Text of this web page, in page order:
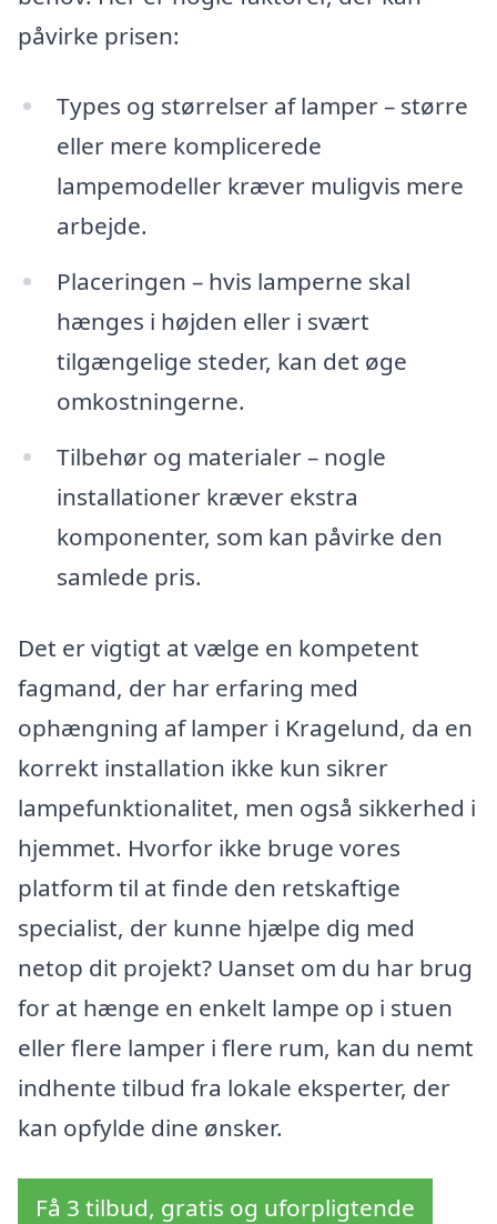
påvirke prisen:
Types og størrelser af lamper – større
eller mere komplicerede
lampemodeller kræver muligvis mere
arbejde.
Placeringen – hvis lamperne skal
hænges i højden eller i svært
tilgængelige steder, kan det øge
omkostningerne.
Tilbehør og materialer – nogle
installationer kræver ekstra
komponenter, som kan påvirke den
samlede pris.
Det er vigtigt at vælge en kompetent
fagmand, der har erfaring med
ophængning af lamper i Kragelund, da en
korrekt installation ikke kun sikrer
lampefunktionalitet, men også sikkerhed i
hjemmet. Hvorfor ikke bruge vores
platform til at finde den retskaftige
specialist, der kunne hjælpe dig med
netop dit projekt? Uanset om du har brug
for at hænge en enkelt lampe op i stuen
eller flere lamper i flere rum, kan du nemt
indhente tilbud fra lokale eksperter, der
kan opfylde dine ønsker.
Få 3 tilbud, gratis og uforpligtende